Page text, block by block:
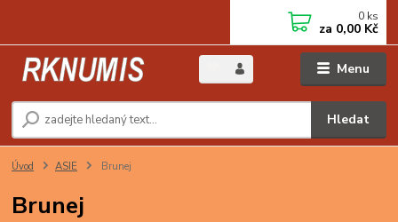
Menu
Hledat
0 ks
za 0,00 Kč
Úvod ASIE Brunej
Brunej